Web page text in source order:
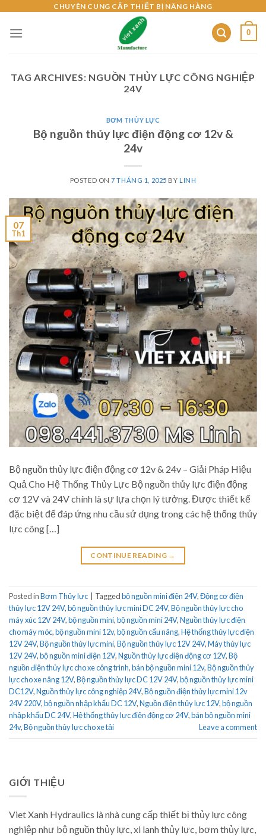
content
CHUYÊN CUNG CẤP THIẾT BỊ NÂNG HÀNG
0
TAG ARCHIVES: NGUỒN THỦY LỰC CÔNG NGHIỆP
24V
BƠM THỦY LỰC
Bộ nguồn thủy lực điện động cơ 12v &
24v
POSTED ON7 THÁNG 1, 2025 BY LINH
07
Th1
Bộ nguồn thủy lực điện động cơ 12v & 24v – Giải Pháp Hiệu
Quả Cho Hệ Thống Thủy Lực Bộ nguồn thủy lực điện động
cơ 12V và 24V chính là sự lựa chọn lý tưởng. Được thiết kế
đặc biệt để đáp ứng nhu cầu sử dụng trong các hệ thống thủy
lực công […]
CONTINUE READING →
Posted inBơm Thủy lực Taggedbộ nguồn mini điện 24V,Động cơ điện
thủy lực 12V 24V,bộ nguồn thủy lực mini DC 24V,Bộ nguồn thủy lực cho
máy xúc 12V 24V,bộ nguồn mini,bộ nguồn mini 24V,Nguồn thủy lực điện
cho máy móc,bộ nguồn mini 12v,bộ nguồn cẩu nâng,Hệ thống thủy lực điện
12V 24V,Bộ nguồn thủy lực mini,Bộ nguồn thủy lực 12V 24V,Máy thủy lực
12V 24V,bộ nguồn mini điện 12V,Nguồn thủy lực điện động cơ 12V,Bộ
nguồn điện thủy lực cho xe công trình,bán bộ nguồn mini 12v,Bộ nguồn thủy
lực cho xe nâng 12V,Bộ nguồn thủy lực DC 12V 24V,bộ nguồn thủy lực mini
DC12V,Nguồn thủy lực công nghiệp 24V,Bộ nguồn điện thủy lực mini 12v
24V 220V,bộ nguồn nhập khẩu DC 12V,Nguồn điện thủy lực 12V,bộ nguồn
nhập khẩu DC 24V,Hệ thống thủy lực điện động cơ 24V,bán bộ nguồn mini
24v,Bộ nguồn thủy lực cho xe tải Leave a comment
GIỚI THIỆU
Viet Xanh Hydraulics là nhà cung cấp thiết bị thủy lực công
nghiệp như bộ nguồn thủy lực, xi lanh thủy lực, bơm thủy lực,